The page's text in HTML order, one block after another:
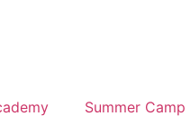
Summer Camp